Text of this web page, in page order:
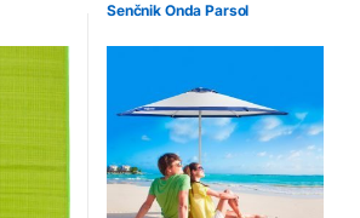
Senčnik Onda Parsol